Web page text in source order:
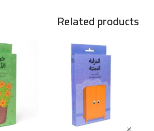
Related products